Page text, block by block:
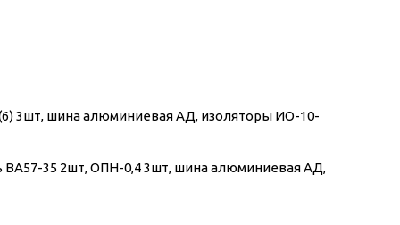
3шт, шина алюминиевая АД, изоляторы ИО-10-
35 2шт, ОПН-0,4 3шт, шина алюминиевая АД,